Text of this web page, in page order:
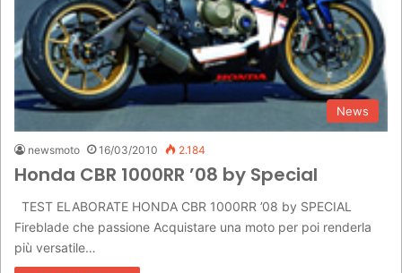
News
newsmoto 16/03/2010 2.184
Honda CBR 1000RR ’08 by Special
TEST ELABORATE HONDA CBR 1000RR ’08 by SPECIAL
Fireblade che passione Acquistare una moto per poi renderla
più versatile…